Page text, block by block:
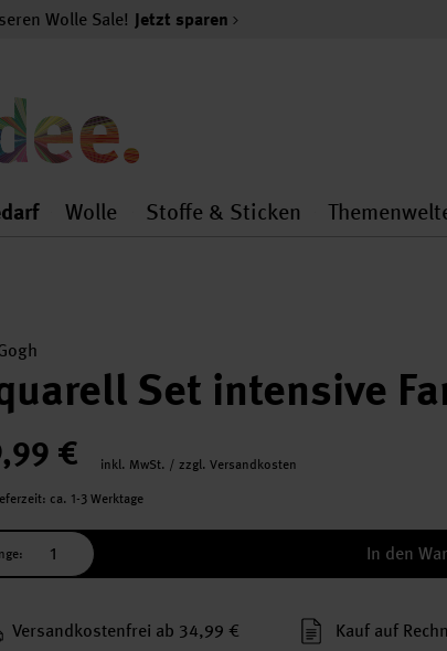
Wolle Sale! Jetzt sparen
Künstlerbedarf general.openMenu
Wolle
Wolle general.openMenu
Stoffe & Sticken
Stoffe &
Set intensive
€
inkl. MwSt. / zzgl. Versandkosten
ca. 1-3 Werktage
In den
Versand­kosten­frei ab 34,99 € Kauf auf